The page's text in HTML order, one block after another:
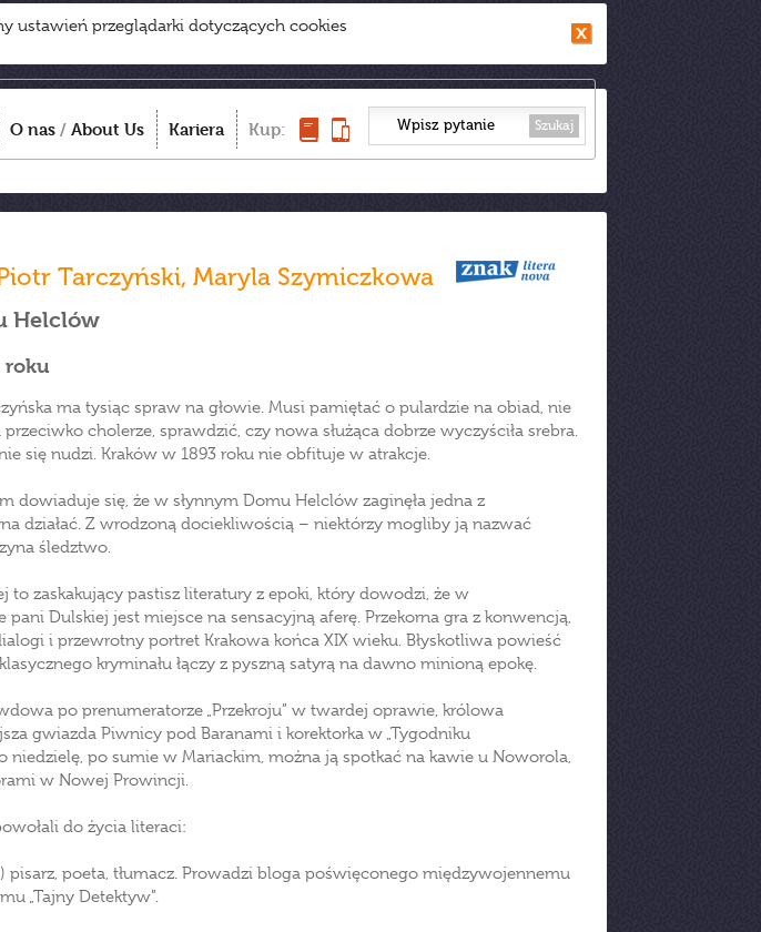
ustawień przeglądarki dotyczących cookies
O nas / About Us Kariera Kup: Szukaj
Tarczyński, Maryla Szymiczkowa
Helclów
roku
ma tysiąc spraw na głowie. Musi pamiętać o pulardzie na obiad, nie
cholerze, sprawdzić, czy nowa służąca dobrze wyczyściła srebra.
się nudzi. Kraków w 1893 roku nie obfituje w atrakcje.
dowiaduje się, że w słynnym Domu Helclów zaginęła jedna z
działać. Z wrodzoną dociekliwością – niektórzy mogliby ją nazwać
śledztwo.
to zaskakujący pastisz literatury z epoki, który dowodzi, że w
pani Dulskiej jest miejsce na sensacyjną aferę. Przekorna gra z konwencją,
i przewrotny portret Krakowa końca XIX wieku. Błyskotliwa powieść
kryminału łączy z pyszną satyrą na dawno minioną epokę.
po prenumeratorze „Przekroju” w twardej oprawie, królowa
gwiazda Piwnicy pod Baranami i korektorka w „Tygodniku
niedzielę, po sumie w Mariackim, można ją spotkać na kawie u Noworola,
w Nowej Prowincji.
do życia literaci:
pisarz, poeta, tłumacz. Prowadzi bloga poświęconego międzywojennemu
„Tajny Detektyw”.